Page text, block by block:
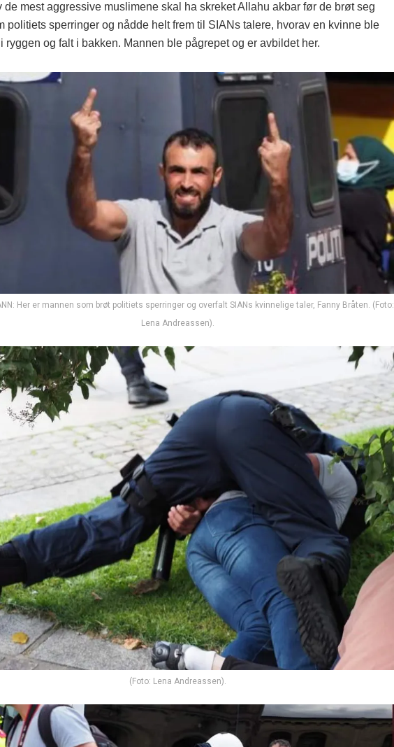
de mest aggressive muslimene skal ha skreket Allahu akbar før de brøt seg
politiets sperringer og nådde helt frem til SIANs talere, hvorav en kvinne ble
ryggen og falt i bakken. Mannen ble pågrepet og er avbildet her.
Her er mannen som brøt politiets sperringer og overfalt SIANs kvinnelige taler, Fanny Bråten. (Foto:
Lena Andreassen).
(Foto: Lena Andreassen).